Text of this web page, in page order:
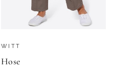
WITT
Hose